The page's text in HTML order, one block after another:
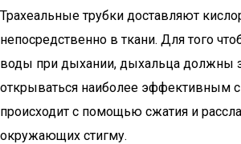
Трахеальные трубки доставляют
непосредственно в ткани. Для того
воды при дыхании, дыхальца должны
открываться наиболее эффективным
происходит с помощью сжатия и
окружающих стигму.